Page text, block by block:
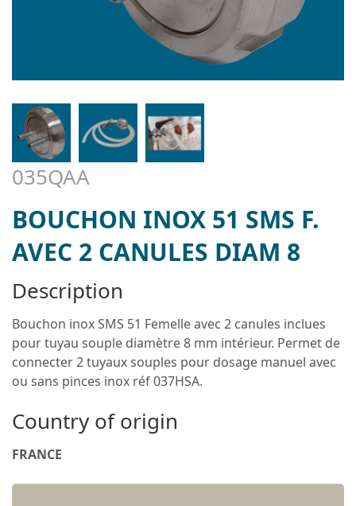
035QAA
BOUCHON INOX 51 SMS F.
AVEC 2 CANULES DIAM 8
Description
Bouchon inox SMS 51 Femelle avec 2 canules inclues
pour tuyau souple diamètre 8 mm intérieur. Permet de
connecter 2 tuyaux souples pour dosage manuel avec
ou sans pinces inox réf 037HSA.
Country of origin
FRANCE